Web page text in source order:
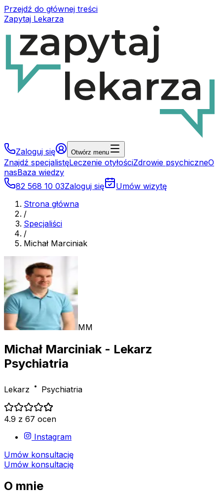
Przejdź do głównej treści
Zapytaj Lekarza
Zaloguj się Otwórz menu
Znajdź specjalistęLeczenie otyłościZdrowie psychiczneO
nasBaza wiedzy
82 568 10 03Zaloguj się
Umów wizytę
Strona główna
/
Specjaliści
/
Michał Marciniak
MM
Michał Marciniak - Lekarz
Psychiatria
Lekarz Psychiatria
4.9 z 67 ocen
Instagram
Umów konsultację
Umów konsultację
O mnie